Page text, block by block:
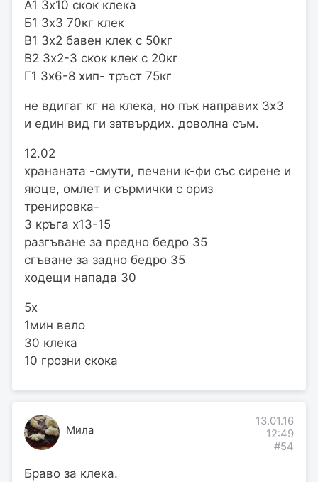
А1 3х10 скок клека
Б1 3х3 70кг клек
В1 3х2 бавен клек с 50кг
В2 3х2-3 скок клек с 20кг
Г1 3х6-8 хип- тръст 75кг
не вдигаг кг на клека, но пък направих 3х3
и един вид ги затвърдих. доволна съм.
12.02
хрананата -смути, печени к-фи със сирене и
яюце, омлет и сърмички с ориз
тренировка-
3 кръга х13-15
разгъване за предно бедро 35
сгъване за задно бедро 35
ходещи напада 30
5х
1мин вело
30 клека
10 грозни скока
Мила
13.01.16
12:49
#54
Браво за клека.